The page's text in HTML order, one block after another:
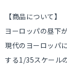
【商品について】
ヨーロッパの昼下
現代のヨーロッパ
する1/35スケール